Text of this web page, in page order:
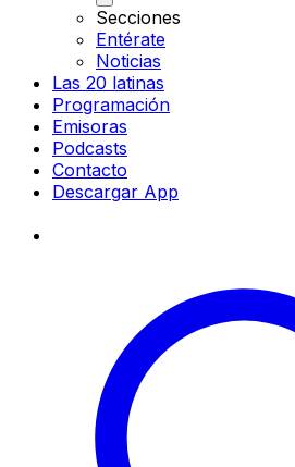
Secciones
Entérate
Noticias
Las 20 latinas
Programación
Emisoras
Podcasts
Contacto
Descargar App